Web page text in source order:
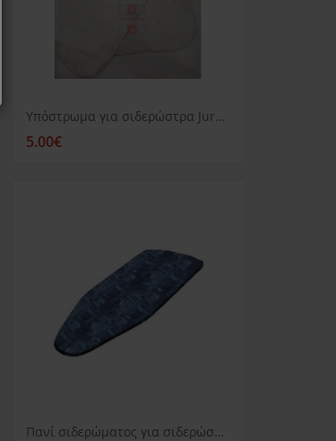
Υπόστρωμα για σιδερώστρα Juro Pro Starline
5.00€
Πανί σιδερώματος για σιδερώστρα Juro Pro Hera